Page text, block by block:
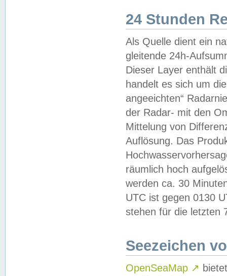
24 Stunden
Als Quelle dient ein
gleitende 24h-
Dieser Layer enthält
handelt es sich um
angeeichten“
der Radar- mit den
Mittelung von
Auflösung. Das
räumlich hoch
werden ca. 30
UTC ist gegen 0130
stehen für die letzten
Seezeichen
OpenSeaMap ↗